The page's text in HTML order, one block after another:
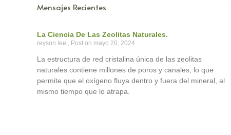
Mensajes Recientes
La Ciencia De Las Zeolitas Naturales.
reyson lee mayo 20, 2024
La estructura de red cristalina única de las zeolitas
naturales contiene millones de poros y canales, lo que
permite que el oxígeno fluya dentro y fuera del mineral, al
mismo tiempo que lo atrapa.